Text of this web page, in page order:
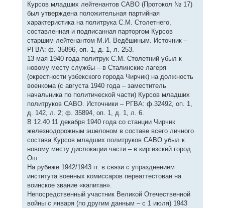
Курсов младших лейтенантов САВО (Протокол № 17)
был утверждена положительная партийная
характеристика на политрука С.М. Столетнего,
составленная и подписанная парторгом Курсов
старшим лейтенантом М.И. Ведёшиным. Источник –
РГВА: ф. 35896, оп. 1, д. 1, л. 253.
13 мая 1940 года политрук С.М. Столетний убыл к
новому месту службы – в Сталинские лагеря
(окрестности узбекского города Чирчик) на должность
военкома (с августа 1940 года – заместитель
начальника по политической части) Курсов младших
политруков САВО. Источники – РГВА: ф.32492, оп. 1,
д. 142, л. 2; ф. 35894, оп. 1, д. 1, л. 6.
В 12.40 11 декабря 1940 года со станции Чирчик
железнодорожным эшелоном в составе всего личного
состава Курсов младших политруков САВО убыл к
новому месту дислокации части – в киргизский город
Ош.
На рубеже 1942/1943 гг. в связи с упразднением
института военных комиссаров переаттестован на
воинское звание «капитан».
Непосредственный участник Великой Отечественной
войны с января (по другим данным – с 1 июля) 1943